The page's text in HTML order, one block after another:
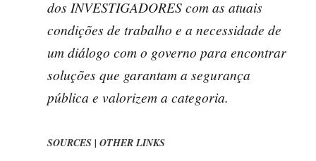
dos INVESTIGADORES com as atuais
condições de trabalho e a necessidade de
um diálogo com o governo para encontrar
soluções que garantam a segurança
pública e valorizem a categoria.
SOURCES | OTHER LINKS